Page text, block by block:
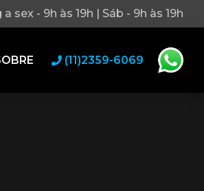
a sex - 9h às 19h | Sáb - 9h às 19h
(11)2359-6069